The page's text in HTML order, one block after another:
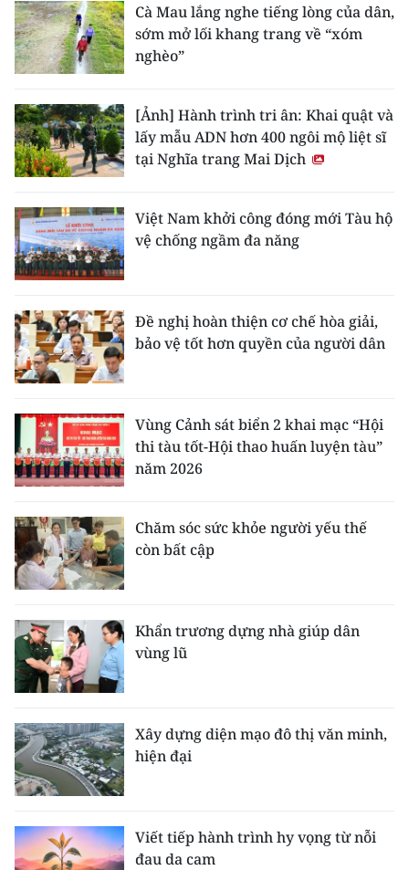
Cà Mau lắng nghe tiếng lòng của dân,
sớm mở lối khang trang về “xóm
nghèo”
[Ảnh] Hành trình tri ân: Khai quật và
lấy mẫu ADN hơn 400 ngôi mộ liệt sĩ
tại Nghĩa trang Mai Dịch
Việt Nam khởi công đóng mới Tàu hộ
vệ chống ngầm đa năng
Đề nghị hoàn thiện cơ chế hòa giải,
bảo vệ tốt hơn quyền của người dân
Vùng Cảnh sát biển 2 khai mạc “Hội
thi tàu tốt-Hội thao huấn luyện tàu”
năm 2026
Chăm sóc sức khỏe người yếu thế
còn bất cập
Khẩn trương dựng nhà giúp dân
vùng lũ
Xây dựng diện mạo đô thị văn minh,
hiện đại
Viết tiếp hành trình hy vọng từ nỗi
đau da cam